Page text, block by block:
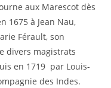
aux Marescot dès
1675 à Jean Nau,
Férault, son
divers magistrats
en 1719 par Louis-
des Indes.